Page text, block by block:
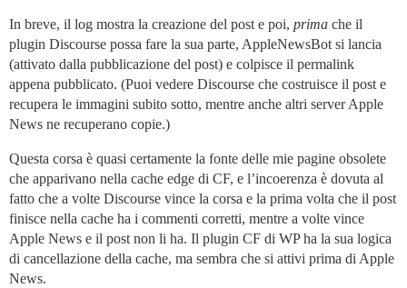
In breve, il log mostra la creazione del post e poi, prima che il
plugin Discourse possa fare la sua parte, AppleNewsBot si lancia
(attivato dalla pubblicazione del post) e colpisce il permalink
appena pubblicato. (Puoi vedere Discourse che costruisce il post e
recupera le immagini subito sotto, mentre anche altri server Apple
News ne recuperano copie.)
Questa corsa è quasi certamente la fonte delle mie pagine obsolete
che apparivano nella cache edge di CF, e l’incoerenza è dovuta al
fatto che a volte Discourse vince la corsa e la prima volta che il post
finisce nella cache ha i commenti corretti, mentre a volte vince
Apple News e il post non li ha. Il plugin CF di WP ha la sua logica
di cancellazione della cache, ma sembra che si attivi prima di Apple
News.